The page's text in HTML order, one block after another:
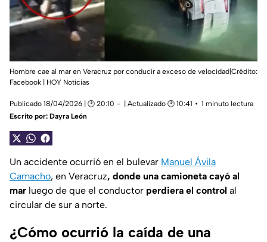
Hombre cae al mar en Veracruz por conducir a exceso de velocidad|Crédito:
Facebook | HOY Noticias
Publicado 18/04/2026 | 🕑 20:10 | Actualizado 🕑 10:41
1 minuto lectura
Escrito por: Dayra León
Un accidente ocurrió en el bulevar Manuel Ávila
Camacho, en Veracruz, donde una camioneta cayó al
mar luego de que el conductor perdiera el control al
circular de sur a norte.
¿Cómo ocurrió la caída de una